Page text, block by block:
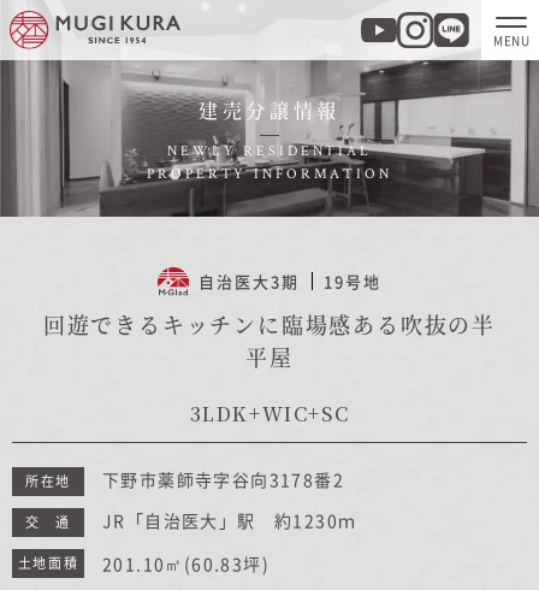
ホーム
分譲地・建売情報
商品紹介
実例集・お客様の声
家づくりについて
むぎくらについて
建売分譲情報
NEWLY RESIDENTIAL
PROPERTY INFORMATION
自治医大3期 19号地
回遊できるキッチンに臨場感ある吹抜の半
平屋
3LDK+WIC+SC
所在地 下野市薬師寺字谷向3178番2
交 通 JR「自治医大」駅 約1230ｍ
土地面積 201.10㎡ (60.83坪)